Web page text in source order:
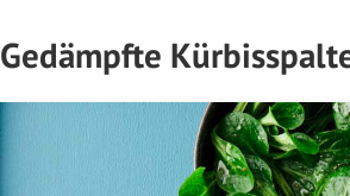
Gedämpfte